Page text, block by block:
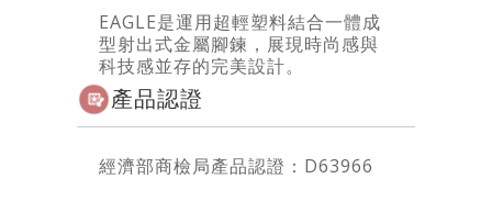
EAGLE是運用超輕塑料結合一體成
型射出式金屬腳鍊，展現時尚感與
科技感並存的完美設計。
產品認證
經濟部商檢局產品認證：D63966